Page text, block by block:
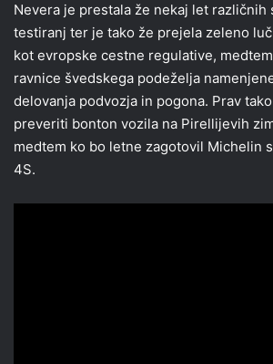
Nevera je prestala že nekaj let različnih
testiranj ter je tako že prejela zeleno
kot evropske cestne regulative,
ravnice švedskega podeželja
delovanja podvozja in pogona. Prav
preveriti bonton vozila na Pirellijevih
medtem ko bo letne zagotovil Michelin
4S.